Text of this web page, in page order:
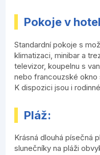
Pokoje v
Standardní pokoje s
klimatizaci, minibar a
televizor, koupelnu s
nebo francouzské okno
K dispozici jsou i
Pláž:
Krásná dlouhá písečná
slunečníky na pláži